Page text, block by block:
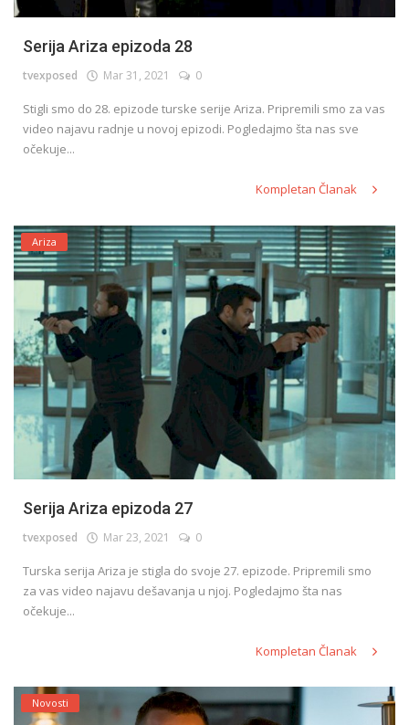
Serija Ariza epizoda 28
tvexposed Mar 31, 2021 0
Stigli smo do 28. epizode turske serije Ariza. Pripremili smo za vas
video najavu radnje u novoj epizodi. Pogledajmo šta nas sve
očekuje...
Kompletan Članak
Ariza
Serija Ariza epizoda 27
tvexposed Mar 23, 2021 0
Turska serija Ariza je stigla do svoje 27. epizode. Pripremili smo
za vas video najavu dešavanja u njoj. Pogledajmo šta nas
očekuje...
Kompletan Članak
Novosti